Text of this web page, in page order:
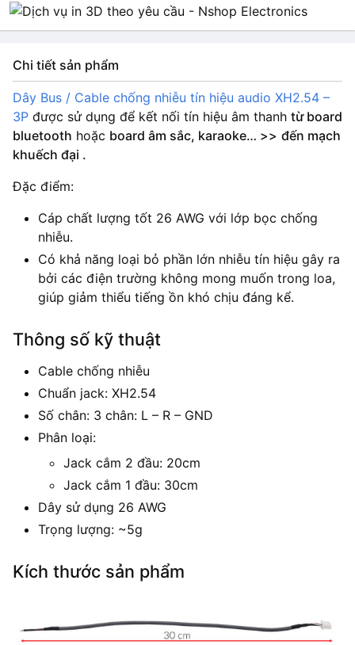
Chi tiết sản phẩm
Dây Bus / Cable chống nhiễu tín hiệu audio XH2.54 –
3P được sử dụng để kết nối tín hiệu âm thanh từ board
bluetooth hoặc board âm sắc, karaoke… >> đến mạch
khuếch đại .
Đặc điểm:
Cáp chất lượng tốt 26 AWG với lớp bọc chống
nhiễu.
Có khả năng loại bỏ phần lớn nhiễu tín hiệu gây ra
bởi các điện trường không mong muốn trong loa,
giúp giảm thiểu tiếng ồn khó chịu đáng kể.
Thông số kỹ thuật
Cable chống nhiễu
Chuẩn jack: XH2.54
Số chân: 3 chân: L – R – GND
Phân loại:
Jack cắm 2 đầu: 20cm
Jack cắm 1 đầu: 30cm
Dây sử dụng 26 AWG
Trọng lượng: ~5g
Kích thước sản phẩm